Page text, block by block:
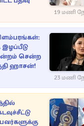
19 மணி
இழப்பீடு
சென்ற
ஹாசன்!
23 மணி